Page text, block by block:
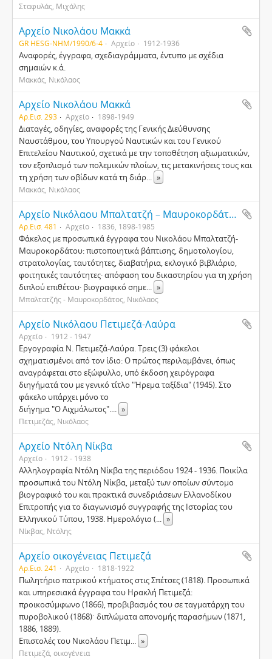
Σταφυλάς, Μιχάλης
Αρχείο Νικολάου Μακκά
GR HESG-NHM/1990/6-4 Αρχείο 1912-1936
Αναφορές, έγγραφα, σχεδιαγράμματα, έντυπο με σχέδια
σημαιών κ.ά.
Μακκάς, Νικόλαος
Αρχείο Νικολάου Μακκά
Αρ.Εισ. 293 Αρχείο 1898-1949
Διαταγές, οδηγίες, αναφορές της Γενικής Διεύθυνσης
Ναυστάθμου, του Υπουργού Ναυτικών και του Γενικού
Επιτελείου Ναυτικού, σχετικά με την τοποθέτηση αξιωματικών,
τον εξοπλισμό των πολεμικών πλοίων, τις μετακινήσεις τους και
τη χρήση των οβίδων κατά τη διάρ... »
Μακκάς, Νικόλαος
Αρχείο Νικόλαου Μπαλτατζή – Μαυροκορδάτου
Αρ.Εισ. 481 Αρχείο 1836, 1898-1985
Φάκελος με προσωπικά έγγραφα του Νικολάου Μπαλτατζή-
Μαυροκορδάτου: πιστοποιητικά βάπτισης, δημοτολογίου,
στρατολογίας, ταυτότητες, διαβατήρια, εκλογικό βιβλιάριο,
φοιτητικές ταυτότητες· απόφαση του δικαστηρίου για τη χρήση
διπλού επιθέτου· βιογραφικό σημε... »
Μπαλτατζής - Μαυροκορδάτος, Νικόλαος
Αρχείο Νικόλαου Πετιμεζά-Λαύρα
Αρχείο 1912 - 1947
Εργογραφία Ν. Πετιμεζά-Λαύρα. Τρεις (3) φάκελοι
σχηματισμένοι από τον ίδιο: Ο πρώτος περιλαμβάνει, όπως
αναγράφεται στο εξώφυλλο, υπό έκδοση χειρόγραφα
διηγήματά του με γενικό τίτλο "Ήρεμα ταξίδια" (1945). Στο
φάκελο υπάρχει μόνο το
διήγημα "Ο Αιχμάλωτος".... »
Πετιμεζάς, Νικόλαος
Αρχείο Ντόλη Νίκβα
Αρχείο 1912 - 1938
Αλληλογραφία Ντόλη Νίκβα της περιόδου 1924 - 1936. Ποικίλα
προσωπικά του Ντόλη Νίκβα, μεταξύ των οποίων σύντομο
βιογραφικό του και πρακτικά συνεδριάσεων Ελλανοδίκου
Επιτροπής για το διαγωνισμό συγγραφής της Ιστορίας του
Ελληνικού Τύπου, 1938. Ημερολόγιο (... »
Νίκβας, Ντόλης
Αρχείο οικογένειας Πετιμεζά
Αρ.Εισ. 241 Αρχείο 1818-1922
Πωλητήριο πατρικού κτήματος στις Σπέτσες (1818). Προσωπικά
και υπηρεσιακά έγγραφα του Ηρακλή Πετιμεζά:
προικοσύμφωνο (1866), προβιβασμός του σε ταγματάρχη του
πυροβολικού (1868)ˑ διπλώματα απονομής παρασήμων (1871,
1886, 1889).
Επιστολές του Νικολάου Πετιμ... »
Πετιμεζά, οικογένεια